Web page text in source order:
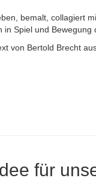
bemalt, collagiert
Spiel und
von Bertold Brecht
für